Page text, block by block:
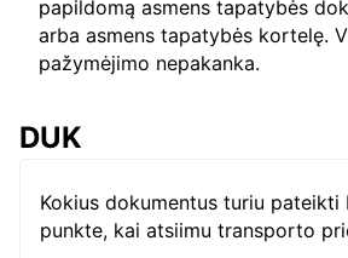
papildomą asmens tapatybės
arba asmens tapatybės kortelę.
pažymėjimo nepakanka.
DUK
Kokius dokumentus turiu pateikti
punkte, kai atsiimu transporto